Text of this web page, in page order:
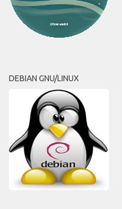
DEBIAN GNU/LINUX